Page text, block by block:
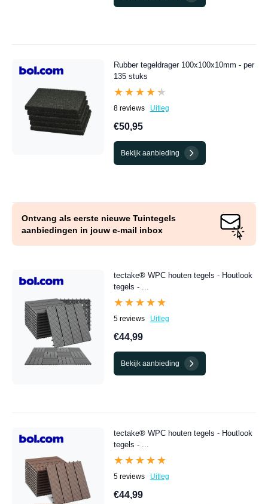
Rubber tegeldrager 100x100x10mm - per
135 stuks
★★★★★
★★★★★
8 reviews Uitleg
€50,95
Bekijk aanbieding
Ontvang als eerste nieuwe Tuintegels
aanbiedingen in jouw e-mail inbox
tectake® WPC houten tegels - Houtlook
tegels - ...
★★★★★
★★★★★
5 reviews Uitleg
€44,99
Bekijk aanbieding
tectake® WPC houten tegels - Houtlook
tegels - ...
★★★★★
★★★★★
5 reviews Uitleg
€44,99